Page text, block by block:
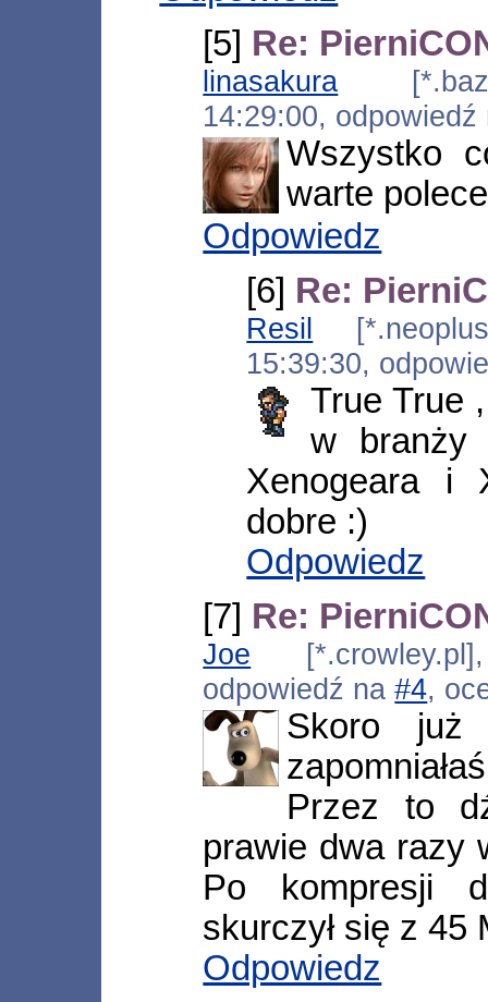
[5] Re:
linasakura
14:29:00,
Wszystko
warte
Odpowiedz
[6] Re:
Resil
15:39:30,
True True
w branży
Xenogeara i
dobre :)
Odpowiedz
[7] Re:
Joe
odpowiedź na#4,
Skoro
Przez to
prawie dwa razy
Po kompresji
skurczył się z 45
Odpowiedz